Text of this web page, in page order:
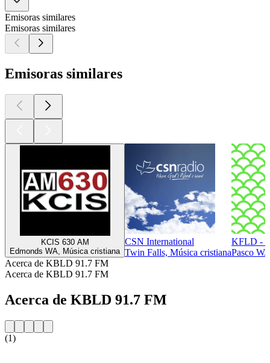
Emisoras similares
Emisoras similares
Emisoras similares
KCIS 630 AM
Edmonds WA, Música cristiana
CSN International
Twin Falls, Música cristiana
KFLD -
Pasco
Acerca de KBLD 91.7 FM
Acerca de KBLD 91.7 FM
Acerca de KBLD 91.7 FM
(1)